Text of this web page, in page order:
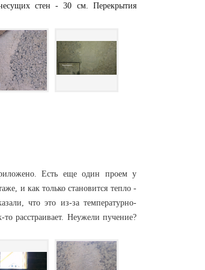
стен - 30 см. Перекрытия
Есть еще один проем у
и как только становится тепло -
что это из-за температурно-
расстраивает. Неужели пучение?